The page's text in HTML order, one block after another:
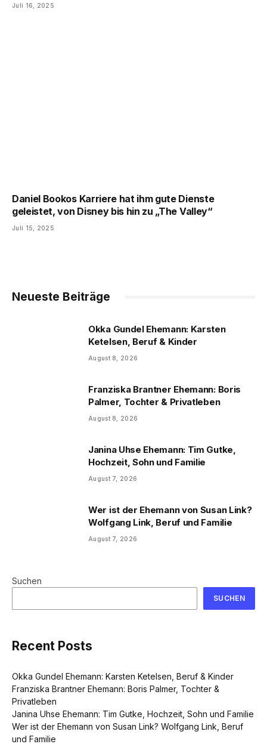
Juli 16, 2025
Daniel Bookos Karriere hat ihm gute Dienste
geleistet, von Disney bis hin zu „The Valley“
Juli 15, 2025
Neueste Beiträge
Okka Gundel Ehemann: Karsten
Ketelsen, Beruf & Kinder
August 8, 2026
Franziska Brantner Ehemann: Boris
Palmer, Tochter & Privatleben
August 8, 2026
Janina Uhse Ehemann: Tim Gutke,
Hochzeit, Sohn und Familie
August 7, 2026
Wer ist der Ehemann von Susan Link?
Wolfgang Link, Beruf und Familie
August 7, 2026
Suchen
SUCHEN
Recent Posts
Okka Gundel Ehemann: Karsten Ketelsen, Beruf & Kinder
Franziska Brantner Ehemann: Boris Palmer, Tochter &
Privatleben
Janina Uhse Ehemann: Tim Gutke, Hochzeit, Sohn und Familie
Wer ist der Ehemann von Susan Link? Wolfgang Link, Beruf
und Familie